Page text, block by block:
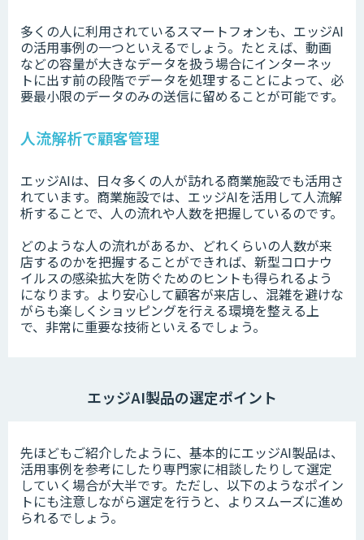
多くの人に利用されているスマートフォンも、エッジAI
の活用事例の一つといえるでしょう。たとえば、動画
などの容量が大きなデータを扱う場合にインターネッ
トに出す前の段階でデータを処理することによって、必
要最小限のデータのみの送信に留めることが可能です。
人流解析で顧客管理
エッジAIは、日々多くの人が訪れる商業施設でも活用さ
れています。商業施設では、エッジAIを活用して人流解
析することで、人の流れや人数を把握しているのです。
どのような人の流れがあるか、どれくらいの人数が来
店するのかを把握することができれば、新型コロナウ
イルスの感染拡大を防ぐためのヒントも得られるよう
になります。より安心して顧客が来店し、混雑を避けな
がらも楽しくショッピングを行える環境を整える上
で、非常に重要な技術といえるでしょう。
エッジAI製品の選定ポイント
先ほどもご紹介したように、基本的にエッジAI製品は、
活用事例を参考にしたり専門家に相談したりして選定
していく場合が大半です。ただし、以下のようなポイン
トにも注意しながら選定を行うと、よりスムーズに進め
られるでしょう。